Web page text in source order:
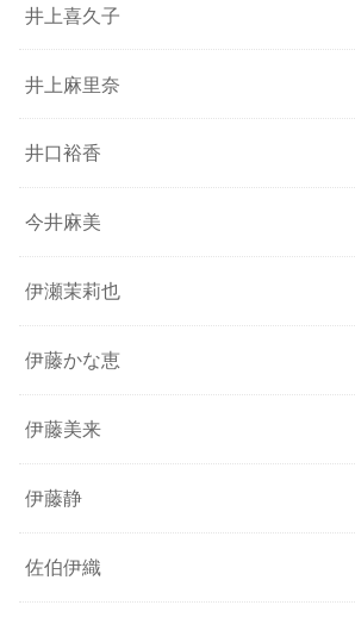
井上喜久子
井上麻里奈
井口裕香
今井麻美
伊瀬茉莉也
伊藤かな恵
伊藤美来
伊藤静
佐伯伊織